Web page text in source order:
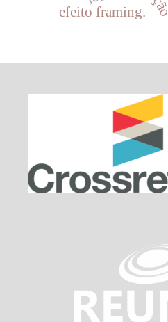
efeito framing.